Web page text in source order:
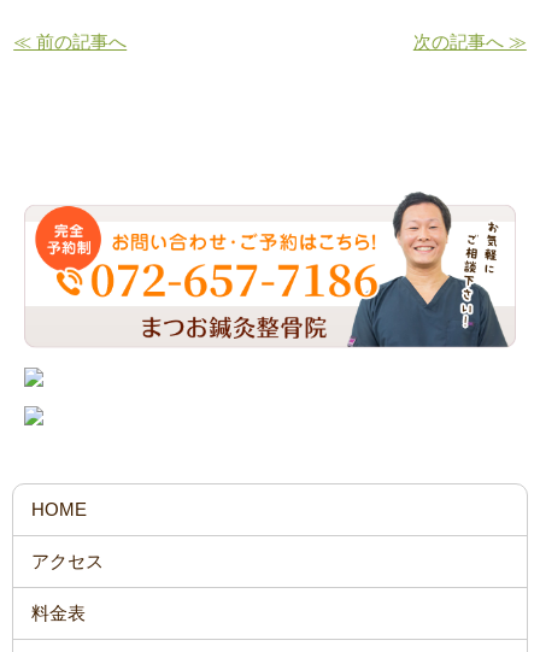
≪ 前の記事へ 次の記事へ ≫
HOME
アクセス
料金表